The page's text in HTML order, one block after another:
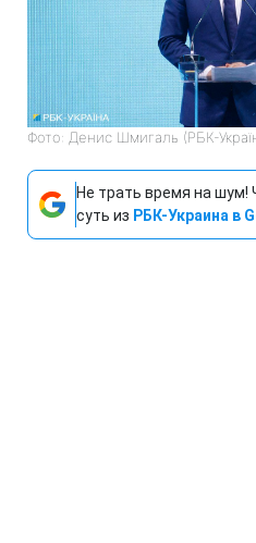
Фото: Денис Шмигаль (РБК-
Не трать время на шум!
суть из РБК-Украина в